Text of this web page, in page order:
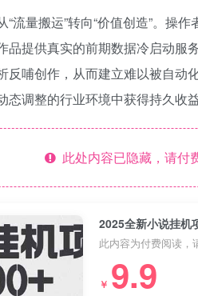
流量搬运”转向“价值创造”。操
品提供真实的前期数据冷启动服
反哺创作，从而建立难以被自动
调整的行业环境中获得持久收益
此处内容已隐藏，请付
此内容为付费阅读，
￥ 9.9